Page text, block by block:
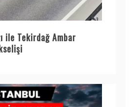
ile Tekirdağ Ambar